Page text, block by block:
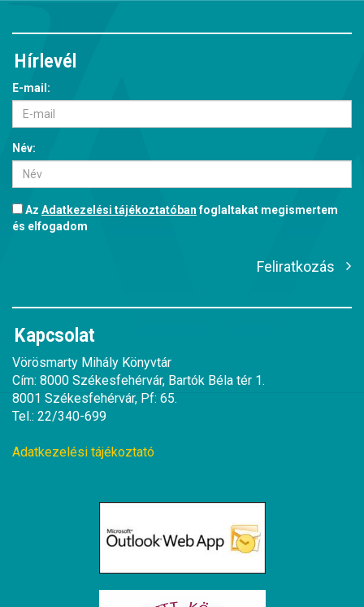
Hírlevél
E-mail:
Név:
Az Adatkezelési tájékoztatóbanfoglaltakat megismertem
és elfogadom
Feliratkozás
Kapcsolat
Vörösmarty Mihály Könyvtár
Cím: 8000 Székesfehérvár, Bartók Béla tér 1.
8001 Székesfehérvár, Pf: 65.
Tel.: 22/340-699
Adatkezelési tájékoztató